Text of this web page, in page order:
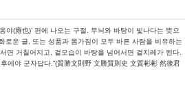
야(雍也)’ 편에 나오는 구절. 무늬와 바탕이 빛나다는 뜻으
로운 글, 또는 성품과 몸가짐이 모두 바른 사람을 비유하는
면 거칠어지고, 겉모습이 바탕을 넘어서면 겉치레가 된다.
에야 군자답다.”(質勝文則野 文勝質則史 文質彬彬 然後君